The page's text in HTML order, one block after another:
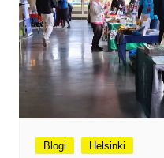
Blogi Helsinki